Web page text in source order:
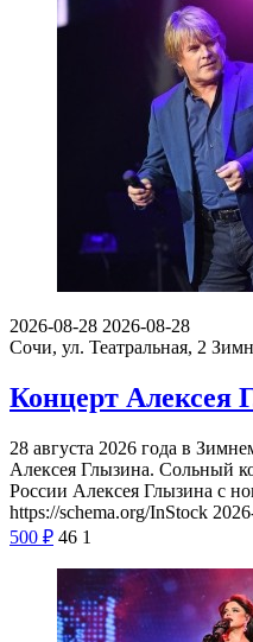
2026-08-28 2026-08-28
Сочи, ул. Театральная, 2
Концерт Алексея
28 августа 2026 года в
Алексея Глызина. Сольный
России Алексея Глызина с
https://schema.org/InStock
500 ₽ 46 1